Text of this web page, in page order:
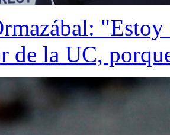
de la UC,